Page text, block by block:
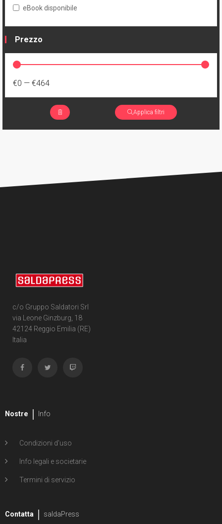
eBook disponibile
Prezzo
€0 — €464
Applica filtri
c/o Gruppo Saldatori Srl
via Leone Ginzburg, 18
42124 Reggio Emilia (RE)
Italia
Nostre Info
Condizioni d'uso
Info legali e societarie
Termini di servizio
Contatta saldaPress